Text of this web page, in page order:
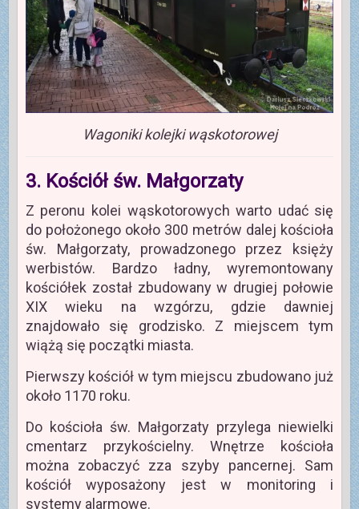
Wagoniki kolejki wąskotorowej
3. Kościół św. Małgorzaty
Z peronu kolei wąskotorowych warto udać się
do położonego około 300 metrów dalej kościoła
św. Małgorzaty, prowadzonego przez księży
werbistów. Bardzo ładny, wyremontowany
kościółek został zbudowany w drugiej połowie
XIX wieku na wzgórzu, gdzie dawniej
znajdowało się grodzisko. Z miejscem tym
wiążą się początki miasta.
Pierwszy kościół w tym miejscu zbudowano już
około 1170 roku.
Do kościoła św. Małgorzaty przylega niewielki
cmentarz przykościelny. Wnętrze kościoła
można zobaczyć zza szyby pancernej. Sam
kościół wyposażony jest w monitoring i
systemy alarmowe.